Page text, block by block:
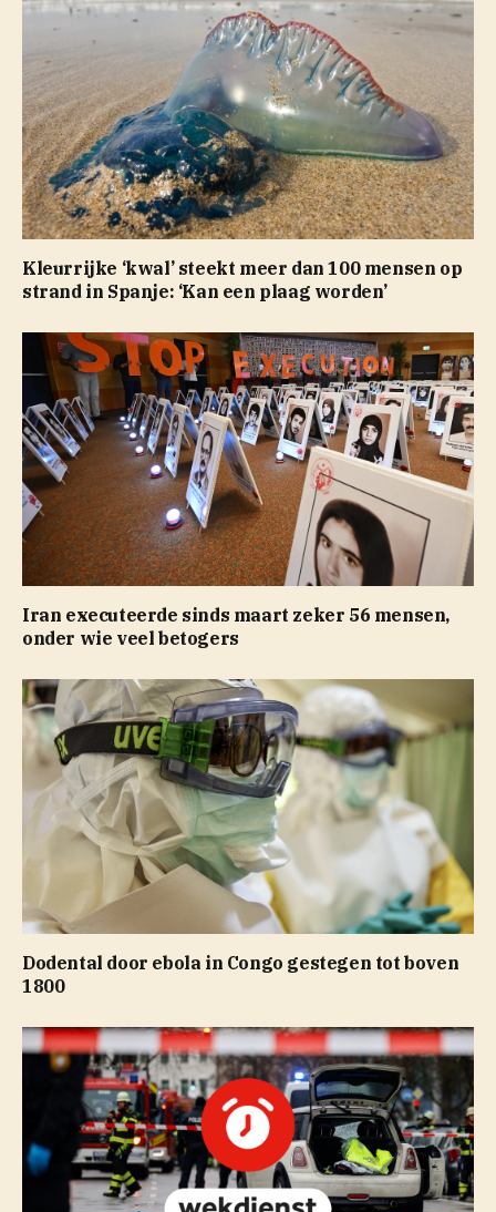
Kleurrijke ‘kwal’ steekt meer dan 100 mensen op
strand in Spanje: ‘Kan een plaag worden’
Iran executeerde sinds maart zeker 56 mensen,
onder wie veel betogers
Dodental door ebola in Congo gestegen tot boven
1800